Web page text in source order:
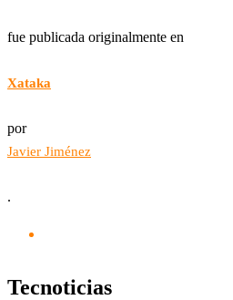
fue publicada originalmente en
Xataka
por
Javier Jiménez
.
Tecnoticias